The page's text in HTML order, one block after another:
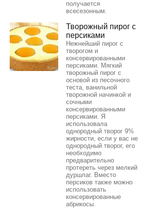
получается
всесезонным.
Творожный пирог с
персиками
Нежнейший пирог с
творогом и
консервированными
персиками. Мягкий
творожный пирог с
основой из песочного
теста, ванильной
творожной начинкой и
сочными
консервированными
персиками. Я
использовала
однородный творог 9%
жирности, если у вас не
однородный творог, его
необходимо
предварительно
протереть через мелкий
дуршлаг. Вместо
персиков также можно
использовать
консервированные
абрикосы.